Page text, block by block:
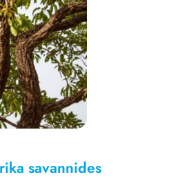
savannides